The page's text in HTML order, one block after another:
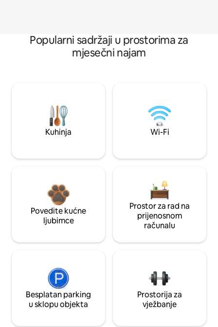
Popularni sadržaji u prostorima za
mjesečni najam
Kuhinja Wi-Fi
Povedite kućne
ljubimce
Prostor za rad na
prijenosnom
računalu
Besplatan parking
u sklopu objekta
Prostorija za
vježbanje